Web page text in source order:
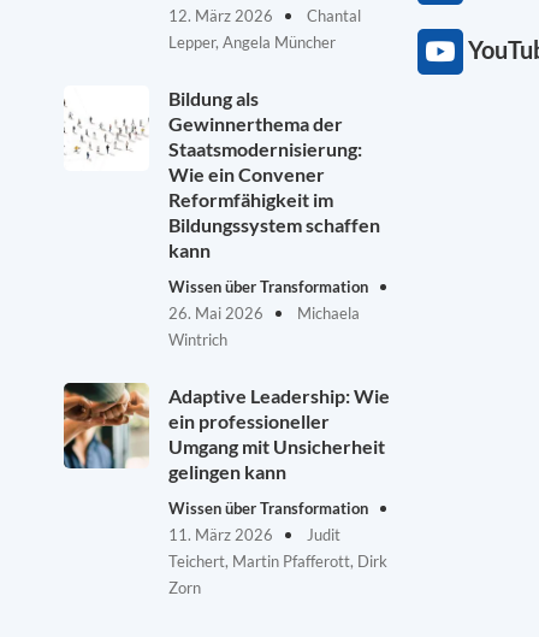
12. März 2026
Chantal
Lepper, Angela Müncher
Bildung als
Gewinnerthema der
Staatsmodernisierung:
Wie ein Convener
Reformfähigkeit im
Bildungssystem schaffen
kann
Wissen über Transformation
26. Mai 2026
Michaela
Wintrich
Adaptive Leadership: Wie
ein professioneller
Umgang mit Unsicherheit
gelingen kann
Wissen über Transformation
11. März 2026
Judit
Teichert, Martin Pfafferott, Dirk
Zorn